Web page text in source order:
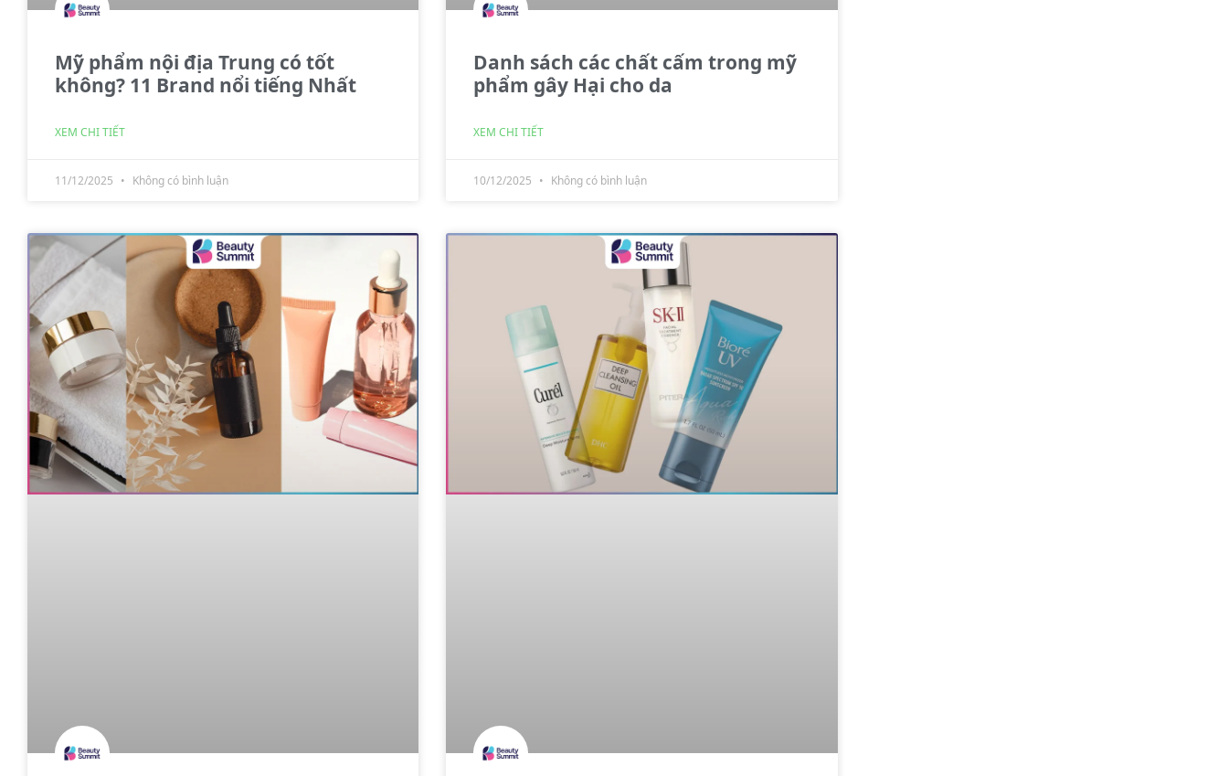
Mỹ phẩm nội địa Trung có tốt
không? 11 Brand nổi tiếng Nhất
XEM CHI TIẾT
11/12/2025 Không có bình luận
Danh sách các chất cấm trong mỹ
phẩm gây Hại cho da
XEM CHI TIẾT
10/12/2025 Không có bình luận